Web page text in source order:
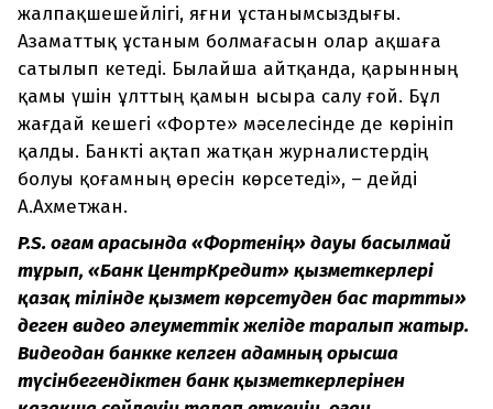
жалпақшешейлігі, яғни ұстанымсыздығы.
Азаматтық ұстаным болмағасын олар ақшаға
сатылып кетеді. Былайша айтқанда, қарынның
қамы үшін ұлттың қамын ысыра салу ғой. Бұл
жағдай кешегі «Форте» мәселесінде де көрініп
қалды. Банкті ақтап жатқан журналистердің
болуы қоғамның өресін көрсетеді», – дейді
А.Ахметжан.
P.S. Қоғам арасында «Фортенің» дауы басылмай
тұрып, «Банк ЦентрКредит» қызметкерлері
қазақ тілінде қызмет көрсетуден бас тартты»
деген видео әлеуметтік желіде таралып жатыр.
Видеодан банкке келген адамның орысша
түсінбегендіктен банк қызметкерлерінен